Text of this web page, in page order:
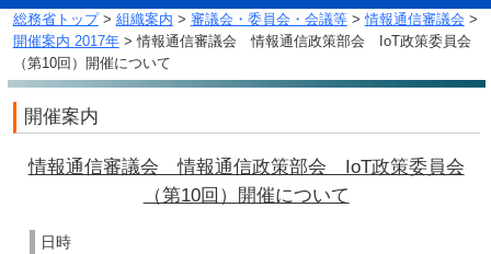
総務省トップ> 組織案内 > 審議会・委員会・会議等>情報通信審議会 >
開催案内 2017年> 情報通信審議会 情報通信政策部会 IoT政策委員会
（第10回）開催について
開催案内
情報通信審議会 情報通信政策部会 IoT政策委員会
（第10回）開催について
日時